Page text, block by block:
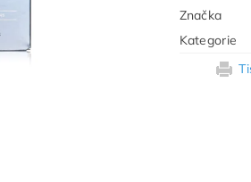
Značka
Kategorie